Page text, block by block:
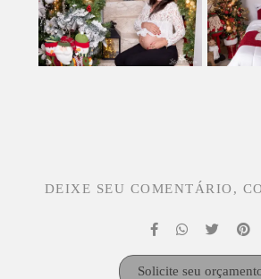
DEIXE SEU COMENTÁRIO,
Solicite seu